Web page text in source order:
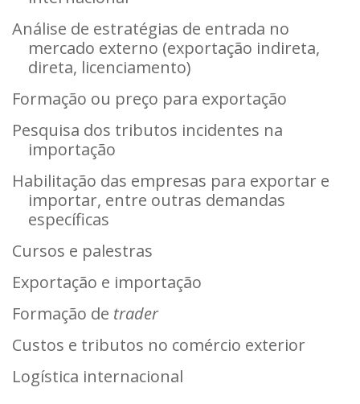
Análise de estratégias de entrada no
mercado externo (exportação indireta,
direta, licenciamento)
Formação ou preço para exportação
Pesquisa dos tributos incidentes na
importação
Habilitação das empresas para exportar e
importar, entre outras demandas
específicas
Cursos e palestras
Exportação e importação
Formação de trader
Custos e tributos no comércio exterior
Logística internacional